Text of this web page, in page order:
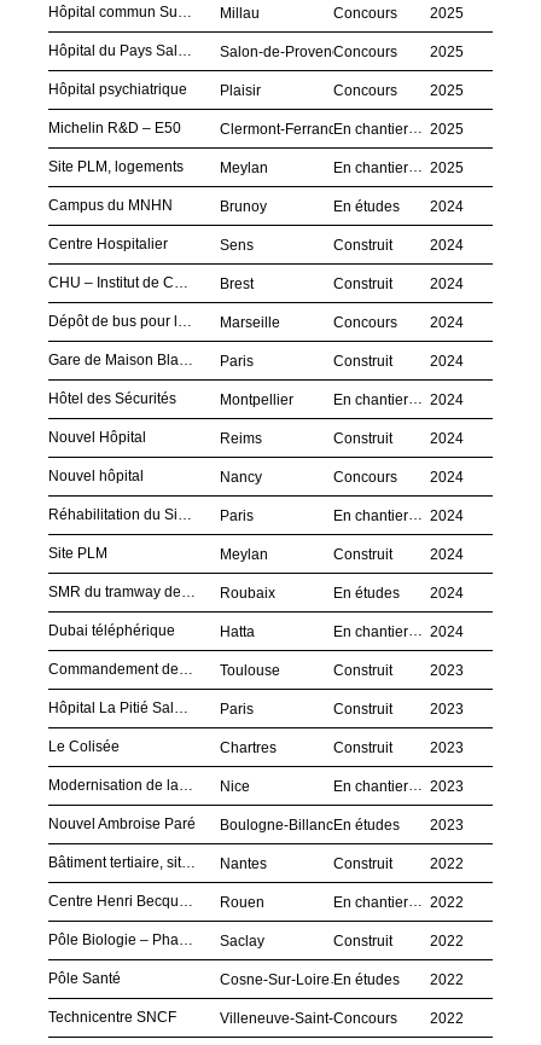
Hôpital commun Sud-Aveyron Millau Concours 2025
Hôpital du Pays Salonais Salon-de-ProvenceConcours 2025
Hôpital psychiatrique Plaisir Concours 2025
Michelin R&D – E50 Clermont-FerrandEn chantier 2025
Site PLM, logements Meylan En chantier 2025
Campus du MNHN Brunoy En études 2024
Centre Hospitalier Sens Construit 2024
CHU – Institut de Cancérologie et d’Imagerie Brest Construit 2024
Dépôt de bus pour la RTM Marseille Concours 2024
Gare de Maison Blanche Paris Construit 2024
Hôtel des Sécurités Montpellier En chantier 2024
Nouvel Hôpital Reims Construit 2024
Nouvel hôpital Nancy Concours 2024
Réhabilitation du Siège du CIC Paris En chantier 2024
Site PLM Meylan Construit 2024
SMR du tramway de Roubaix-Tourcoing Roubaix En études 2024
Dubai téléphérique Hatta En chantier 2024
Commandement de l’Espace Toulouse Construit 2023
Hôpital La Pitié Salpêtrière Paris Construit 2023
Le Colisée Chartres Construit 2023
Modernisation de la STEP Haliotis Nice En chantier 2023
Nouvel Ambroise Paré Boulogne-BillancourtEn études 2023
Bâtiment tertiaire, site Naval Group de Nantes-Indret Nantes Construit 2022
Centre Henri Becquerel Rouen En chantier 2022
Pôle Biologie – Pharmacie – Chimie, à Saclay Saclay Construit 2022
Pôle Santé Cosne-Sur-Loire En études 2022
Technicentre SNCF Villeneuve-Saint-Georges
Concours 2022